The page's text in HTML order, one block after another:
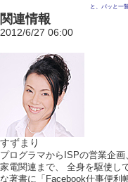
と、パッと一
関連情報
2012/6/27 06:00
すずまり
プログラマからISPの営業企
家電関連まで、 全身を駆使し
な著書に「Facebook仕事便利